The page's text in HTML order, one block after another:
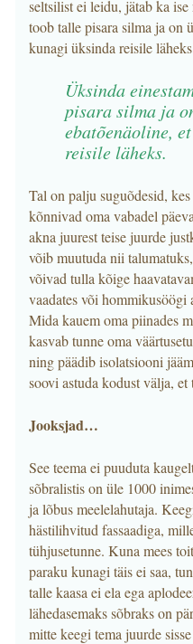
seltsilist ei leidu, jätab ka
toob talle pisara silma ja on
kunagi üksinda reisile
Üksinda
pisara silma ja
ebatõenäoline,
reisile läheks.
Tal on palju suguõdesid,
kõnnivad oma vabadel
akna juurest teise juurde
võib muutuda nii
võivad tulla kõige
vaadates või
Mida kauem oma piinades
kasvab tunne oma
ning päädib isolatsiooni
soovi astuda kodust välja, et
Jooksjad…
See teema ei puuduta
sõbralistis on üle 1000
ja lõbus meelelahutaja.
hästilihvitud fassaadiga,
tühjusetunne. Kuna mees
paraku kunagi täis ei saa,
talle kaasa ei ela ega
lähedasemaks sõbraks on
mitte keegi tema juurde